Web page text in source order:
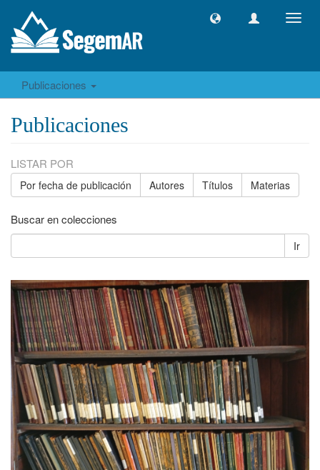
Publicaciones
Publicaciones
LISTAR POR
Por fecha de publicación Autores Títulos Materias
Buscar en colecciones
Ir